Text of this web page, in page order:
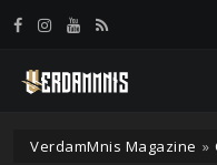
VerdamMnis Magazine »
Panneau de gestion des